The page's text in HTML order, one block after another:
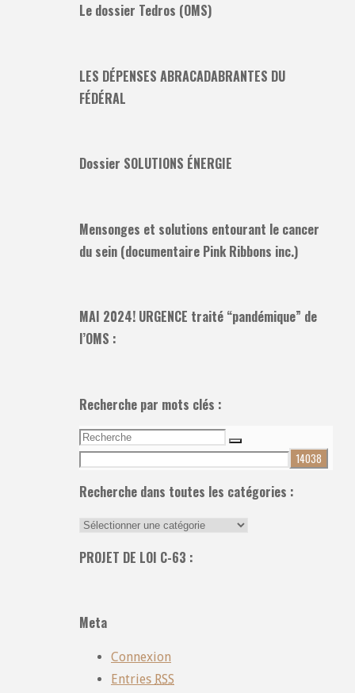
Le dossier Tedros (OMS)
LES DÉPENSES ABRACADABRANTES DU
FÉDÉRAL
Dossier SOLUTIONS ÉNERGIE
Mensonges et solutions entourant le cancer
du sein (documentaire Pink Ribbons inc.)
MAI 2024! URGENCE traité “pandémique” de
l’OMS :
Recherche par mots clés :
Recherche
pour:
Recherche
Recherche dans toutes les catégories :
Recherche
toutes
PROJET DE LOI C-63 :
Meta
Connexion
Entries RSS